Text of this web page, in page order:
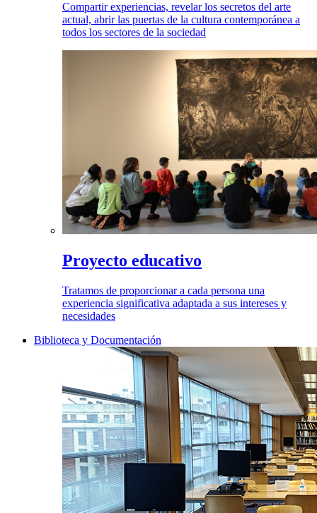
Compartir experiencias, revelar los secretos del arte
actual, abrir las puertas de la cultura contemporánea a
todos los sectores de la sociedad
Proyecto educativo
Tratamos de proporcionar a cada persona una
experiencia significativa adaptada a sus intereses y
necesidades
Biblioteca y Documentación